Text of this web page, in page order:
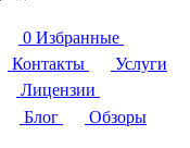
0 Избранные
Контакты
Услуги
Лицензии
Блог
Обзоры